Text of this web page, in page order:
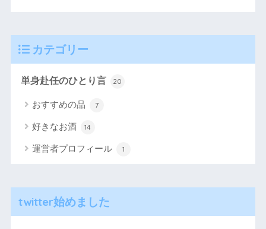
カテゴリー
単身赴任のひとり言 20
おすすめの品 7
好きなお酒 14
運営者プロフィール 1
twitter始めました